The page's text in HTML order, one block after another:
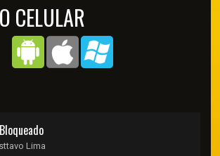
CELULAR
Bloqueado
Lima